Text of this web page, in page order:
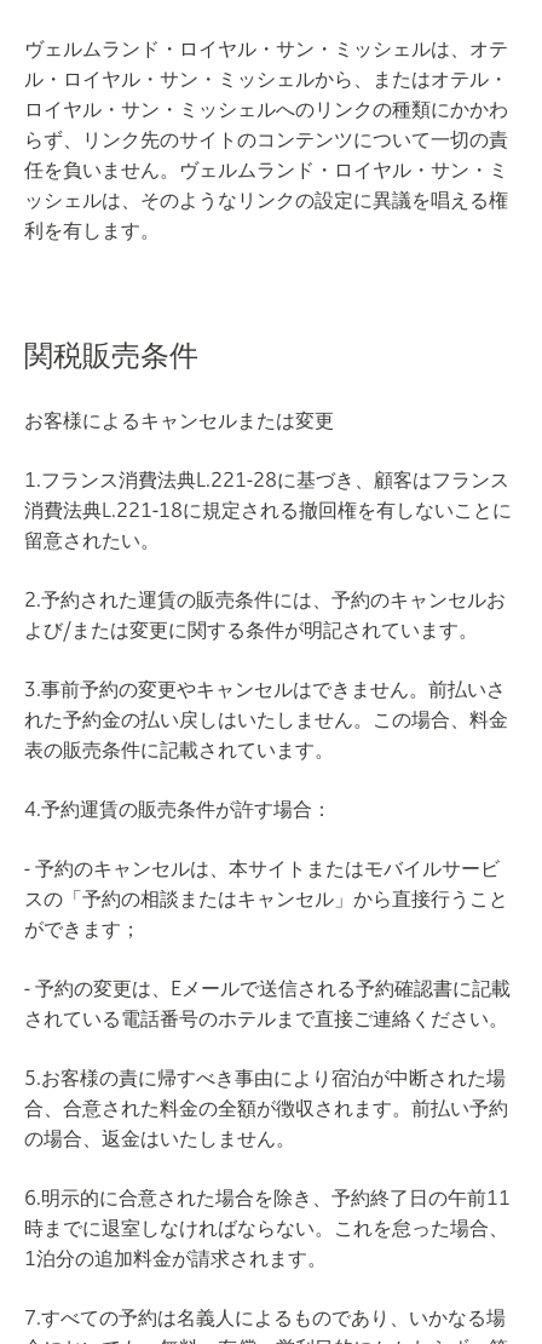
ヴェルムランド・ロイヤル・サン・ミッシェルは、オテ
ル・ロイヤル・サン・ミッシェルから、またはオテル・
ロイヤル・サン・ミッシェルへのリンクの種類にかかわ
らず、リンク先のサイトのコンテンツについて一切の責
任を負いません。ヴェルムランド・ロイヤル・サン・ミ
ッシェルは、そのようなリンクの設定に異議を唱える権
利を有します。
関税販売条件
お客様によるキャンセルまたは変更
1.フランス消費法典L.221-28に基づき、顧客はフランス
消費法典L.221-18に規定される撤回権を有しないことに
留意されたい。
2.予約された運賃の販売条件には、予約のキャンセルお
よび/または変更に関する条件が明記されています。
3.事前予約の変更やキャンセルはできません。前払いさ
れた予約金の払い戻しはいたしません。この場合、料金
表の販売条件に記載されています。
4.予約運賃の販売条件が許す場合：
- 予約のキャンセルは、本サイトまたはモバイルサービ
スの「予約の相談またはキャンセル」から直接行うこと
ができます；
- 予約の変更は、Eメールで送信される予約確認書に記載
されている電話番号のホテルまで直接ご連絡ください。
5.お客様の責に帰すべき事由により宿泊が中断された場
合、合意された料金の全額が徴収されます。前払い予約
の場合、返金はいたしません。
6.明示的に合意された場合を除き、予約終了日の午前11
時までに退室しなければならない。これを怠った場合、
1泊分の追加料金が請求されます。
7.すべての予約は名義人によるものであり、いかなる場